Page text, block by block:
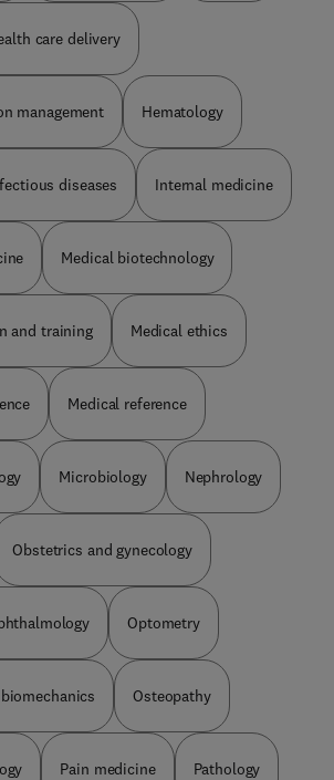
care delivery
management Hematology
diseases Internal medicine
Medical biotechnology
and training Medical ethics
Medical reference
Microbiology Nephrology
Obstetrics and gynecology
Optometry
Osteopathy
Pain medicine Pathology